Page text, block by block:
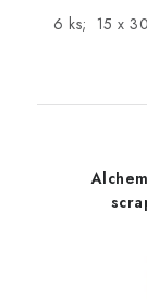
6 ks; 15 x